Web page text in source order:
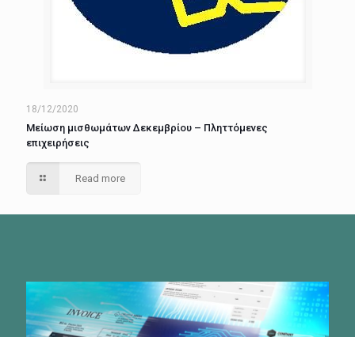
18/12/2020
Μείωση μισθωμάτων Δεκεμβρίου – Πληττόμενες
επιχειρήσεις
Read more